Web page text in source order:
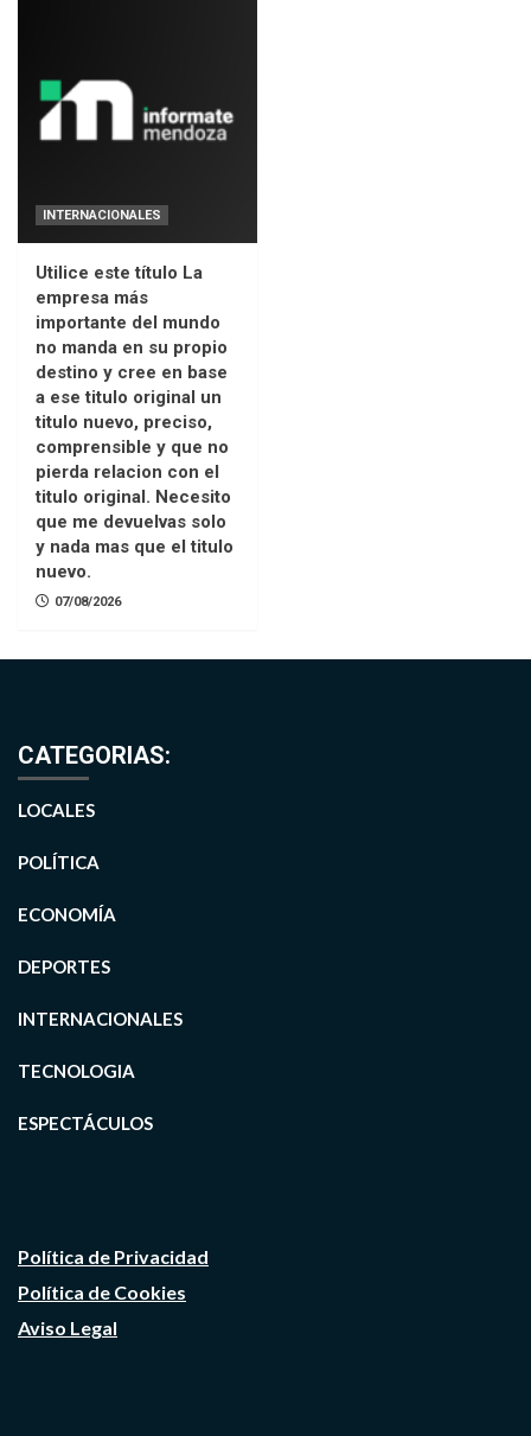
INTERNACIONALES
Utilice este título La
empresa más
importante del mundo
no manda en su propio
destino y cree en base
a ese titulo original un
titulo nuevo, preciso,
comprensible y que no
pierda relacion con el
titulo original. Necesito
que me devuelvas solo
y nada mas que el titulo
nuevo.
07/08/2026
CATEGORIAS:
LOCALES
POLÍTICA
ECONOMÍA
DEPORTES
INTERNACIONALES
TECNOLOGIA
ESPECTÁCULOS
Política de Privacidad
Política de Cookies
Aviso Legal